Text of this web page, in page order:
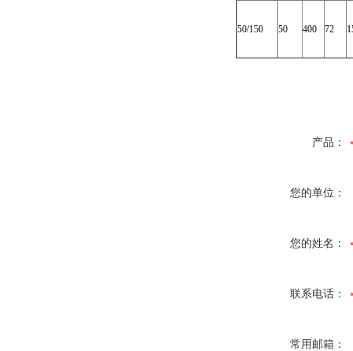
50/150 50 400 72
产品：
您的单位：
您的姓名：
联系电话：
常用邮箱：